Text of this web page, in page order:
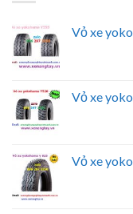
Vỏ xe
Vỏ xe
Vỏ xe